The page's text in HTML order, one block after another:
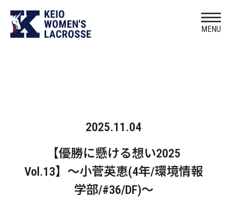
MENU
2025.11.04
【優勝に懸ける想い2025
Vol.13】〜小菅英恵(4年/環境情報
学部/#36/DF)〜